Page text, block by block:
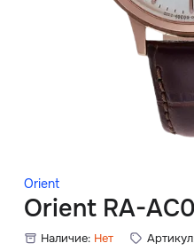
Orient
Orient RA-
Наличие: Нет
Каталог
Скидки
Главная